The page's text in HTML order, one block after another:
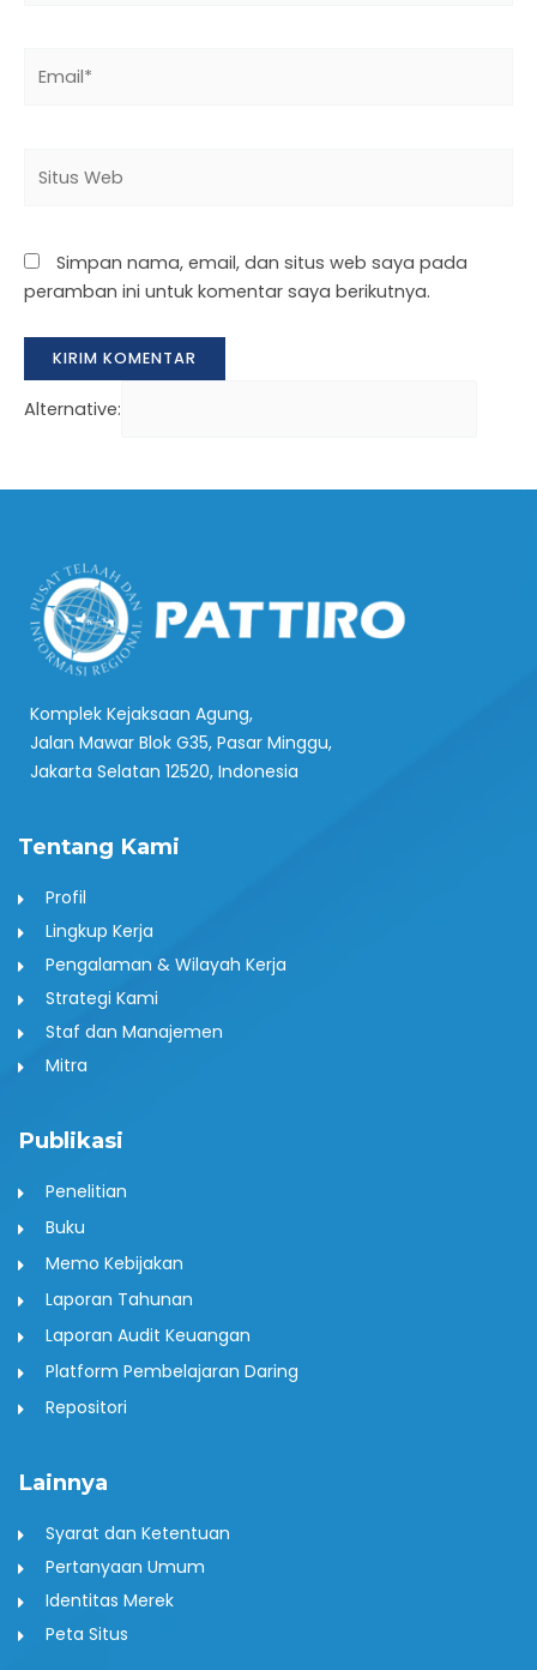
Simpan nama, email, dan situs web saya pada
peramban ini untuk komentar saya berikutnya.
Alternative:
Komplek Kejaksaan Agung,
Jalan Mawar Blok G35, Pasar Minggu,
Jakarta Selatan 12520, Indonesia
Tentang Kami
Profil
Lingkup Kerja
Pengalaman & Wilayah Kerja
Strategi Kami
Staf dan Manajemen
Mitra
Publikasi
Penelitian
Buku
Memo Kebijakan
Laporan Tahunan
Laporan Audit Keuangan
Platform Pembelajaran Daring
Repositori
Lainnya
Syarat dan Ketentuan
Pertanyaan Umum
Identitas Merek
Peta Situs